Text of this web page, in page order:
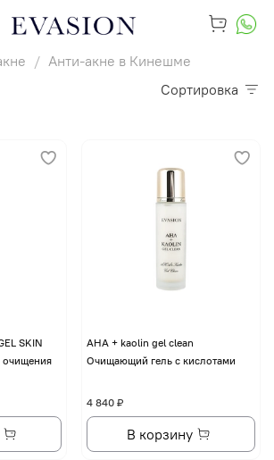
Анти-акне в Кинешме
Сортировка
SKIN
очищения
AHA + kaolin gel clean
Очищающий гель с кислотами
4 840 ₽
В корзину